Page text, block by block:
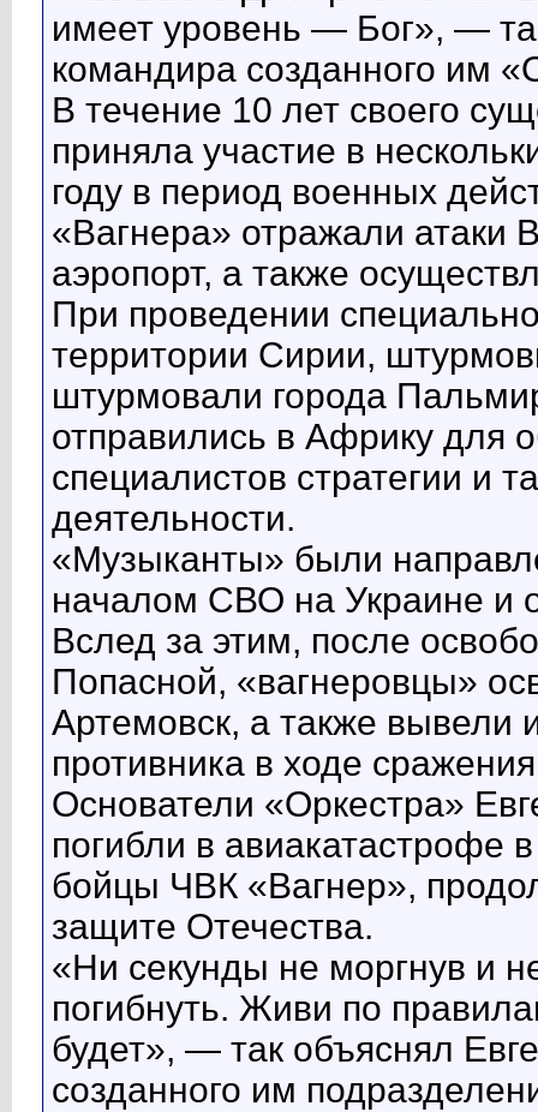
имеет уровень — Бог», —
командира созданного им
В течение 10 лет своего
приняла участие в
году в период военных
«Вагнера» отражали атаки
аэропорт, а также
При проведении
территории Сирии,
штурмовали города
отправились в Африку для
специалистов стратегии и
деятельности.
«Музыканты» были
началом СВО на Украине и
Вслед за этим, после
Попасной, «вагнеровцы»
Артемовск, а также вывели
противника в ходе
Основатели «Оркестра»
погибли в авиакатастрофе
бойцы ЧВК «Вагнер»,
защите Отечества.
«Ни секунды не моргнув и
погибнуть. Живи по
будет», — так объяснял
созданного им